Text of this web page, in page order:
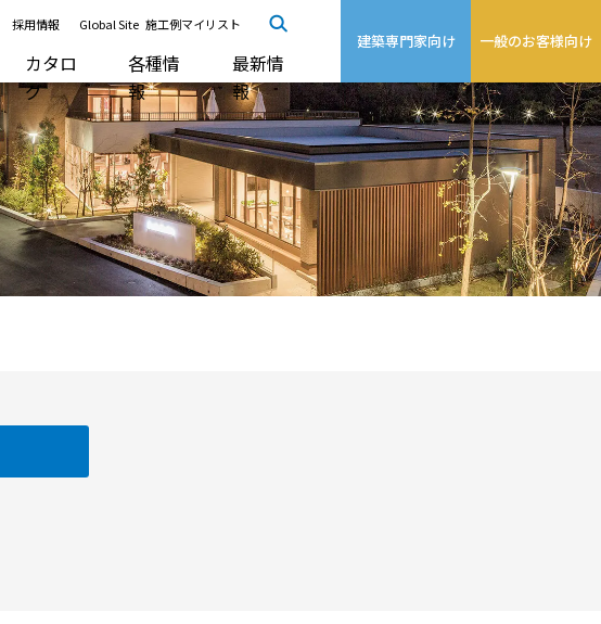
採用情報 Global Site 施工例マイリスト
カタロ
グ
各種情
報
最新情
報
建築専門家向け 一般のお客様向け